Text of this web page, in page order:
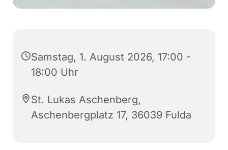
Samstag, 1. August 2026, 17:00 -
18:00 Uhr
St. Lukas Aschenberg,
Aschenbergplatz 17, 36039 Fulda